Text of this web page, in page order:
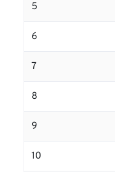
5
6
7
8
9
10